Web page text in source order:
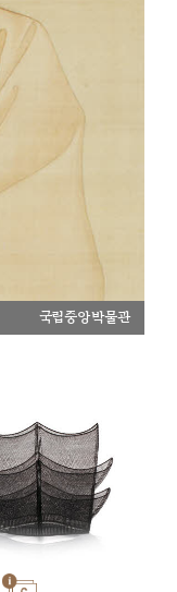
국립중앙박물관